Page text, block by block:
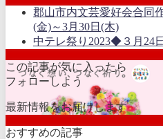
郡山市内文芸愛好会合同
(金)～3月30日(木)
中テレ祭り2023◆３月24
この記事が気に入ったら
フォローしよう
最新情報をお届けします
おすすめの記事